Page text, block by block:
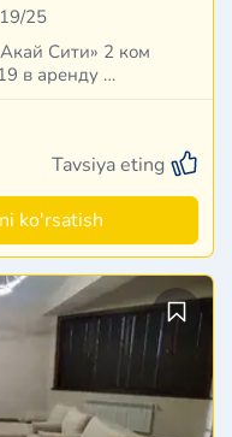
19/25
Сити» 2 ком
в аренду …
Tavsiya eting
ko'rsatish